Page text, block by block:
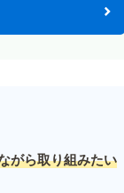
がら取り組みたい